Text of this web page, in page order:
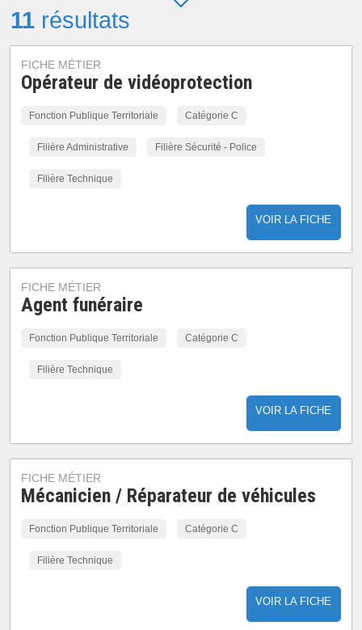
11 résultats
FICHE MÉTIER
Opérateur de vidéoprotection
Fonction Publique Territoriale Catégorie C
Filière Administrative Filière Sécurité - Police
Filière Technique
VOIR LA FICHE
FICHE MÉTIER
Agent funéraire
Fonction Publique Territoriale Catégorie C
Filière Technique
VOIR LA FICHE
FICHE MÉTIER
Mécanicien / Réparateur de véhicules
Fonction Publique Territoriale Catégorie C
Filière Technique
VOIR LA FICHE